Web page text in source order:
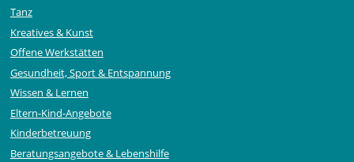
Tanz
Kreatives & Kunst
Offene Werkstätten
Gesundheit, Sport & Entspannung
Wissen & Lernen
Eltern-Kind-Angebote
Kinderbetreuung
Beratungsangebote & Lebenshilfe